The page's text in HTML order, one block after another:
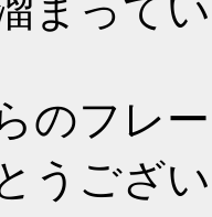
まって
のフレ
うござ